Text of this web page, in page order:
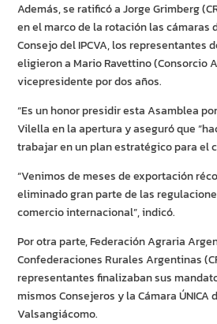
Además, se ratificó a Jorge Grimberg
en el marco de la rotación las cámaras
Consejo del IPCVA, los representantes
eligieron a Mario Ravettino (Consorcio
vicepresidente por dos años.
“Es un honor presidir esta Asamblea
Vilella en la apertura y aseguró que
trabajar en un plan estratégico para el
“Venimos de meses de exportación
eliminado gran parte de las
comercio internacional”, indicó.
Por otra parte, Federación Agraria
Confederaciones Rurales Argentinas
representantes finalizaban sus
mismos Consejeros y la Cámara ÚNICA
Valsangiácomo.